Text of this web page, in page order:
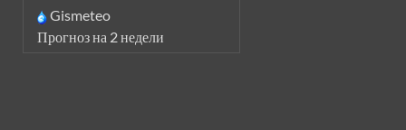
Gismeteo
Прогноз на 2 недели